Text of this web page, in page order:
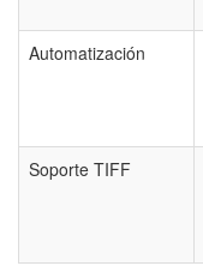
Automatización
Soporte TIFF